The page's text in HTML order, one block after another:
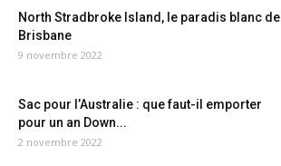
North Stradbroke Island, le paradis blanc de
Brisbane
9 novembre 2022
Sac pour l’Australie : que faut-il emporter
pour un an Down...
2 novembre 2022